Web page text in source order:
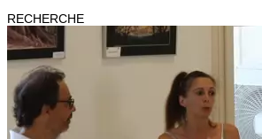
RECHERCHE